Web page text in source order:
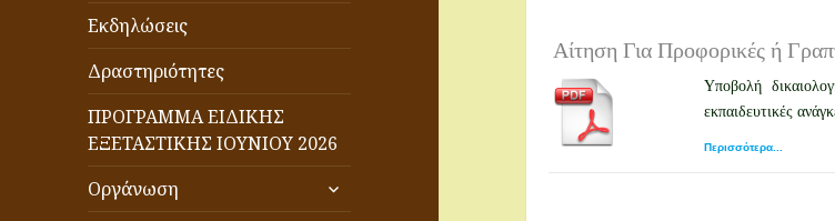
Εκδηλώσεις
Δραστηριότητες
ΠΡΟΓΡΑΜΜΑ ΕΙΔΙΚΗΣ
ΕΞΕΤΑΣΤΙΚΗΣ ΙΟΥΝΙΟΥ 2026
Οργάνωση
επέκταση
του
Αίτηση Για Προφορικές ή
Υποβολή
εκπαιδευτικές
Περισσότερα...